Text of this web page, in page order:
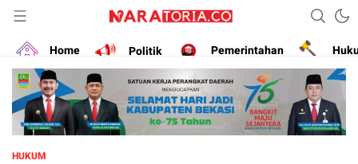
naratoria.co
Narasikan Fakta dan Data
Home
Politik Pemerintahan
HUKUM